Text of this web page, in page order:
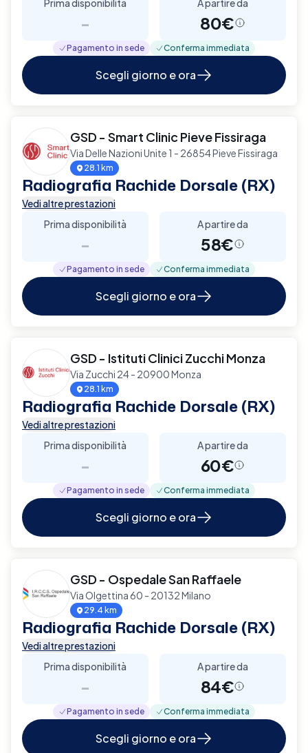
- 80€
Pagamento in sede Conferma immediata
Scegli giorno e ora
GSD - Smart Clinic Pieve Fissiraga
Via Delle Nazioni Unite 1 - 26854 Pieve Fissiraga
28.1 km
Radiografia Rachide Dorsale (RX)
Vedi altre prestazioni
Prima disponibilità
-
A partire da
58€
Pagamento in sede Conferma immediata
Scegli giorno e ora
GSD - Istituti Clinici Zucchi Monza
Via Zucchi 24 - 20900 Monza
28.1 km
Radiografia Rachide Dorsale (RX)
Vedi altre prestazioni
Prima disponibilità
-
A partire da
60€
Pagamento in sede Conferma immediata
Scegli giorno e ora
GSD - Ospedale San Raffaele
Via Olgettina 60 - 20132 Milano
29.4 km
Radiografia Rachide Dorsale (RX)
Vedi altre prestazioni
Prima disponibilità
-
A partire da
84€
Pagamento in sede Conferma immediata
Scegli giorno e ora